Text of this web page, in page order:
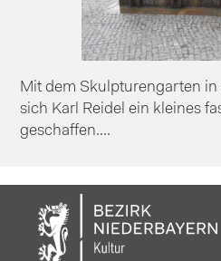
Mit dem Skulpturengarten
sich Karl Reidel ein kleines
geschaffen....